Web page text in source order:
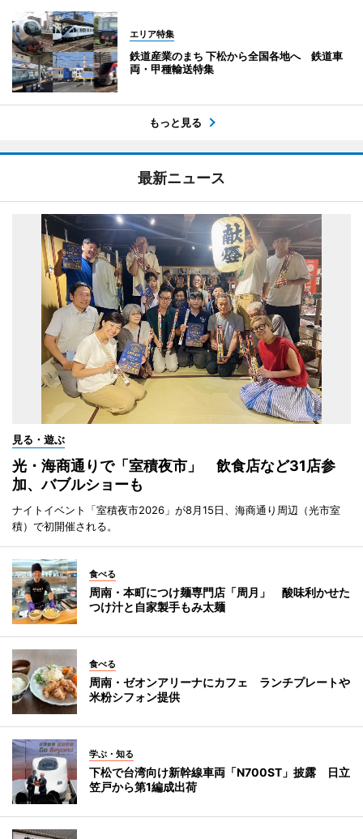
エリア特集
鉄道産業のまち 下松から全国各地へ 鉄道車
両・甲種輸送特集
もっと見る
最新ニュース
見る・遊ぶ
光・海商通りで「室積夜市」 飲食店など31店参
加、バブルショーも
ナイトイベント「室積夜市2026」が8月15日、海商通り周辺（光市室
積）で初開催される。
食べる
周南・本町につけ麺専門店「周月」 酸味利かせた
つけ汁と自家製手もみ太麺
食べる
周南・ゼオンアリーナにカフェ ランチプレートや
米粉シフォン提供
学ぶ・知る
下松で台湾向け新幹線車両「N700ST」披露 日立
笠戸から第1編成出荷